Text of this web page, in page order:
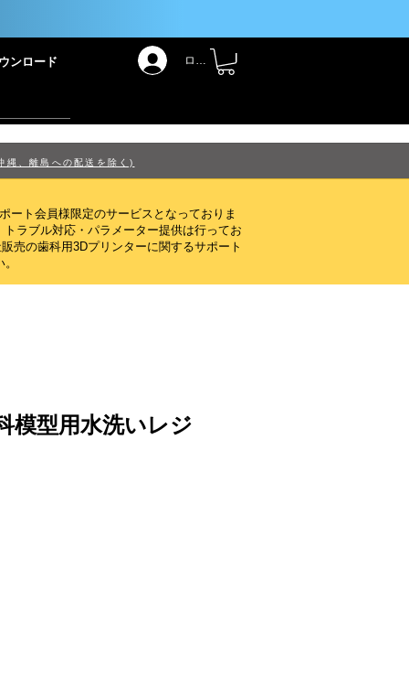
ンロード ログイン
縄、離島への配送を除く)
ート会員様限定のサービスとなっておりま
ラブル対応・パラメーター提供は行ってお
売の歯科用3Dプリンターに関するサポート
模型用水洗いレジ